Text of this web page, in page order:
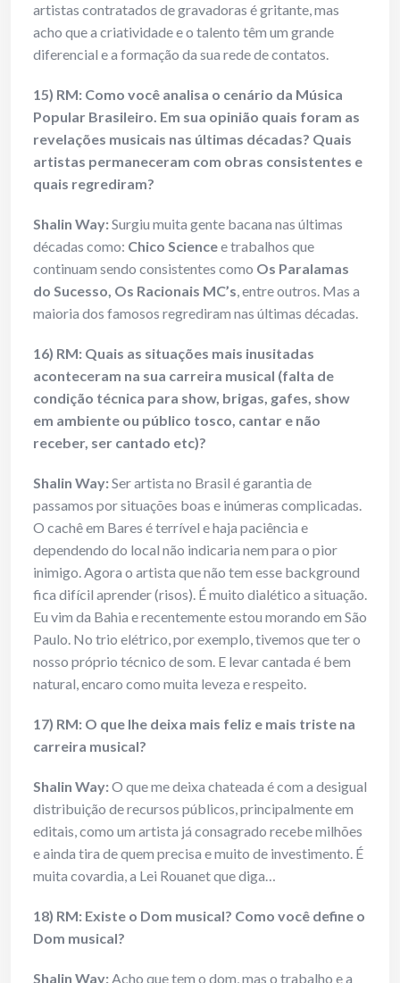
artistas contratados de gravadoras é gritante, mas
acho que a criatividade e o talento têm um grande
diferencial e a formação da sua rede de contatos.
15) RM: Como você analisa o cenário da Música
Popular Brasileiro. Em sua opinião quais foram as
revelações musicais nas últimas décadas? Quais
artistas permaneceram com obras consistentes e
quais regrediram?
Shalin Way:Surgiu muita gente bacana nas últimas
décadas como: Chico Sciencee trabalhos que
continuam sendo consistentes como Os Paralamas
do Sucesso, Os Racionais MC’s, entre outros. Mas a
maioria dos famosos regrediram nas últimas décadas.
16) RM: Quais as situações mais inusitadas
aconteceram na sua carreira musical (falta de
condição técnica para show, brigas, gafes, show
em ambiente ou público tosco, cantar e não
receber, ser cantado etc)?
Shalin Way:Ser artista no Brasil é garantia de
passamos por situações boas e inúmeras complicadas.
O cachê em Bares é terrível e haja paciência e
dependendo do local não indicaria nem para o pior
inimigo. Agora o artista que não tem esse background
fica difícil aprender (risos). É muito dialético a situação.
Eu vim da Bahia e recentemente estou morando em São
Paulo. No trio elétrico, por exemplo, tivemos que ter o
nosso próprio técnico de som. E levar cantada é bem
natural, encaro como muita leveza e respeito.
17) RM: O que lhe deixa mais feliz e mais triste na
carreira musical?
Shalin Way:O que me deixa chateada é com a desigual
distribuição de recursos públicos, principalmente em
editais, como um artista já consagrado recebe milhões
e ainda tira de quem precisa e muito de investimento. É
muita covardia, a Lei Rouanet que diga…
18) RM: Existe o Dom musical? Como você define o
Dom musical?
Shalin Way:Acho que tem o dom, mas o trabalho e a